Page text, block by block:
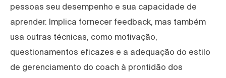
pessoas seu desempenho e sua capacidade de
aprender. Implica fornecer feedback, mas também
usa outras técnicas, como motivação,
questionamentos eficazes e a adequação do estilo
de gerenciamento do coach à prontidão dos